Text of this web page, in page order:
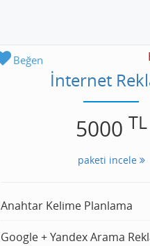
Beğen
İnternet
5000 TL
paketi incele
Anahtar Kelime Planlama
Google + Yandex Arama